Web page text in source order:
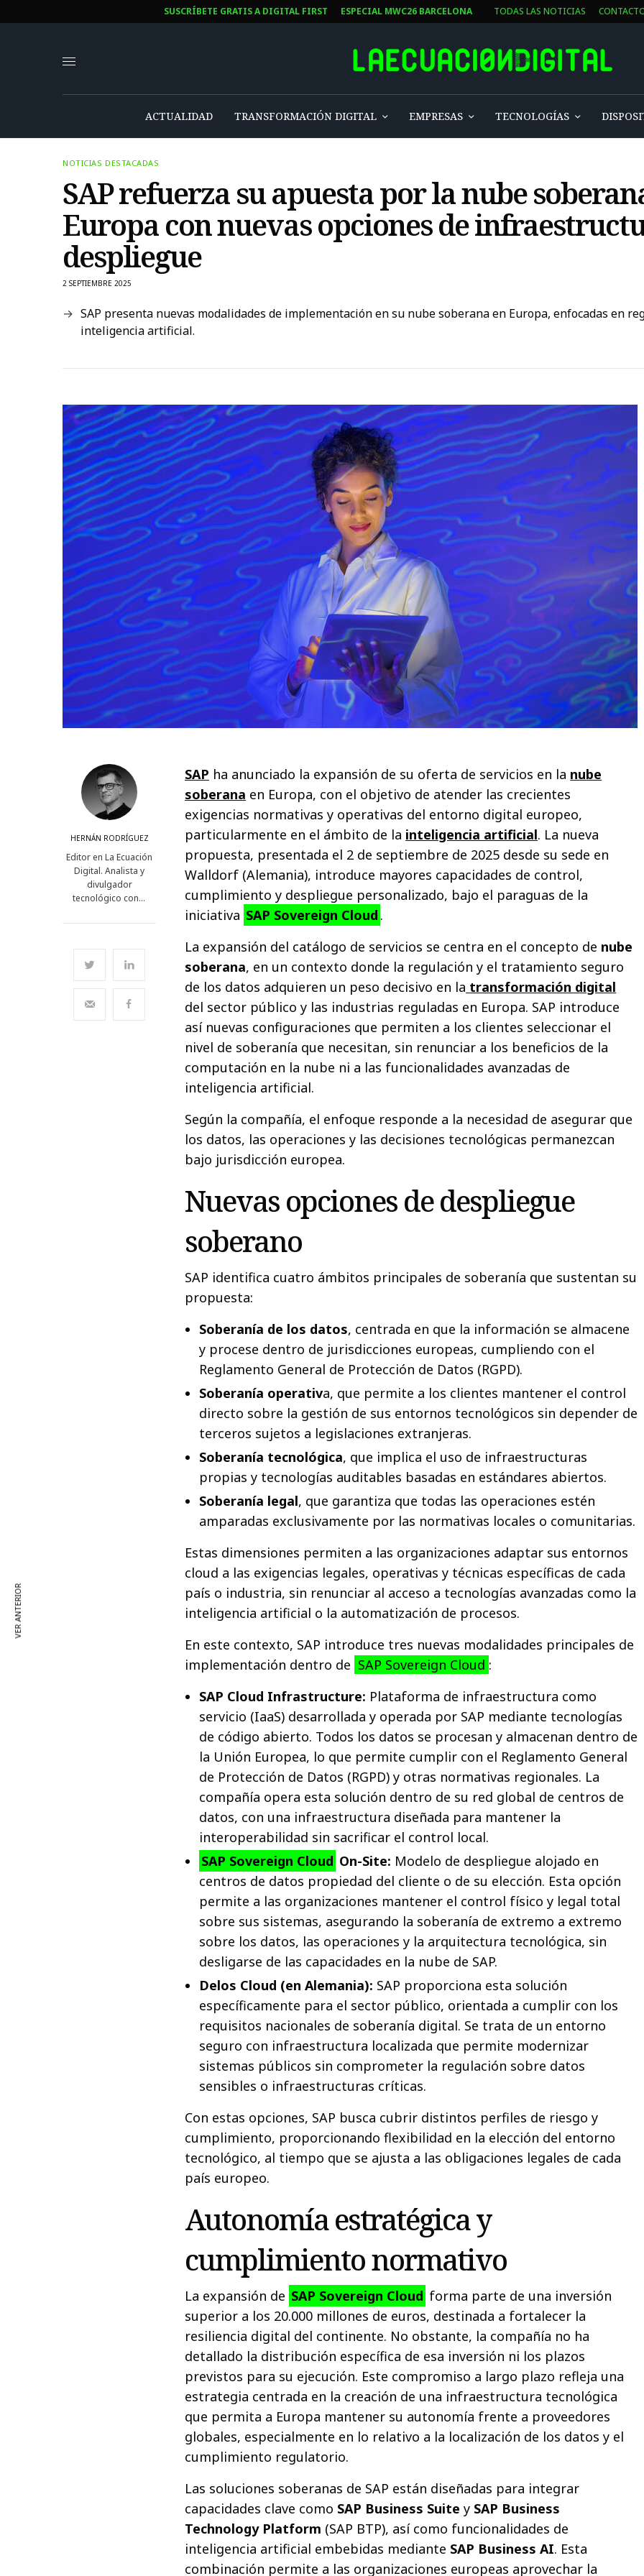
SUSCRÍBETE GRATIS A DIGITAL FIRST ESPECIAL MWC26 BARCELONA TODAS LAS NOTICIAS
ACTUALIDAD TRANSFORMACIÓN DIGITAL EMPRESAS TECNOLOGÍAS
NOTICIAS DESTACADAS
SAP refuerza su apuesta por la nube
Europa con nuevas opciones de
despliegue
2 SEPTIEMBRE 2025
SAP presenta nuevas modalidades de implementación en su nube soberana en Europa, enfocadas en
inteligencia artificial.
HERNÁN RODRÍGUEZ
Editor en La Ecuación
Digital. Analista y
divulgador
tecnológico con…
SAP ha anunciado la expansión de su oferta de servicios en la nube
soberana en Europa, con el objetivo de atender las crecientes
exigencias normativas y operativas del entorno digital europeo,
particularmente en el ámbito de la inteligencia artificial. La nueva
propuesta, presentada el 2 de septiembre de 2025 desde su sede en
Walldorf (Alemania), introduce mayores capacidades de control,
cumplimiento y despliegue personalizado, bajo el paraguas de la
iniciativa SAP Sovereign Cloud .
La expansión del catálogo de servicios se centra en el concepto de nube
soberana, en un contexto donde la regulación y el tratamiento seguro
de los datos adquieren un peso decisivo en la transformación digital
del sector público y las industrias reguladas en Europa. SAP introduce
así nuevas configuraciones que permiten a los clientes seleccionar el
nivel de soberanía que necesitan, sin renunciar a los beneficios de la
computación en la nube ni a las funcionalidades avanzadas de
inteligencia artificial.
Según la compañía, el enfoque responde a la necesidad de asegurar que
los datos, las operaciones y las decisiones tecnológicas permanezcan
bajo jurisdicción europea.
Nuevas opciones de despliegue
soberano
SAP identifica cuatro ámbitos principales de soberanía que sustentan su
propuesta:
Soberanía de los datos, centrada en que la información se almacene
y procese dentro de jurisdicciones europeas, cumpliendo con el
Reglamento General de Protección de Datos (RGPD).
Soberanía operativa, que permite a los clientes mantener el control
directo sobre la gestión de sus entornos tecnológicos sin depender de
terceros sujetos a legislaciones extranjeras.
Soberanía tecnológica, que implica el uso de infraestructuras
propias y tecnologías auditables basadas en estándares abiertos.
Soberanía legal, que garantiza que todas las operaciones estén
amparadas exclusivamente por las normativas locales o comunitarias.
Estas dimensiones permiten a las organizaciones adaptar sus entornos
cloud a las exigencias legales, operativas y técnicas específicas de cada
país o industria, sin renunciar al acceso a tecnologías avanzadas como la
inteligencia artificial o la automatización de procesos.
En este contexto, SAP introduce tres nuevas modalidades principales de
implementación dentro de SAP Sovereign Cloud :
SAP Cloud Infrastructure: Plataforma de infraestructura como
servicio (IaaS) desarrollada y operada por SAP mediante tecnologías
de código abierto. Todos los datos se procesan y almacenan dentro de
la Unión Europea, lo que permite cumplir con el Reglamento General
de Protección de Datos (RGPD) y otras normativas regionales. La
compañía opera esta solución dentro de su red global de centros de
datos, con una infraestructura diseñada para mantener la
interoperabilidad sin sacrificar el control local.
SAP Sovereign Cloud On-Site: Modelo de despliegue alojado en
centros de datos propiedad del cliente o de su elección. Esta opción
permite a las organizaciones mantener el control físico y legal total
sobre sus sistemas, asegurando la soberanía de extremo a extremo
sobre los datos, las operaciones y la arquitectura tecnológica, sin
desligarse de las capacidades en la nube de SAP.
Delos Cloud (en Alemania): SAP proporciona esta solución
específicamente para el sector público, orientada a cumplir con los
requisitos nacionales de soberanía digital. Se trata de un entorno
seguro con infraestructura localizada que permite modernizar
sistemas públicos sin comprometer la regulación sobre datos
sensibles o infraestructuras críticas.
Con estas opciones, SAP busca cubrir distintos perfiles de riesgo y
cumplimiento, proporcionando flexibilidad en la elección del entorno
tecnológico, al tiempo que se ajusta a las obligaciones legales de cada
país europeo.
Autonomía estratégica y
cumplimiento normativo
La expansión de SAP Sovereign Cloud forma parte de una inversión
superior a los 20.000 millones de euros, destinada a fortalecer la
resiliencia digital del continente. No obstante, la compañía no ha
detallado la distribución específica de esa inversión ni los plazos
previstos para su ejecución. Este compromiso a largo plazo refleja una
estrategia centrada en la creación de una infraestructura tecnológica
que permita a Europa mantener su autonomía frente a proveedores
globales, especialmente en lo relativo a la localización de los datos y el
cumplimiento regulatorio.
Las soluciones soberanas de SAP están diseñadas para integrar
capacidades clave como SAP Business Suite y SAP Business
Technology Platform (SAP BTP), así como funcionalidades de
inteligencia artificial embebidas mediante SAP Business AI. Esta
combinación permite a las organizaciones europeas aprovechar la
VER ANTERIOR